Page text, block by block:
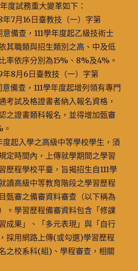
度試務重大變革如下：
7月16日臺教技（一）字第
備查，111學年度起乙級技術士
其職類與招生類別之高、中及低
率依序分別為15%、8%及4%。
8月6日臺教技（一）字第
備查，111學年度起增列領有專門
考試及格證書者納入報名資格，
之證書類科報名，並得增加甄審
起入學之高級中等學校學生，須
定時間內，上傳就學期間之學習
歷程學校平臺，旨揭招生自111學
讀高級中等教育階段之學習歷程
甄審之備審資料審查（以下稱為
。學習歷程備審資料包含「修課
成果」、「多元表現」與「自行
採用網路上傳(或勾選)學習歷程
之校系科(組)、學程審查，相關